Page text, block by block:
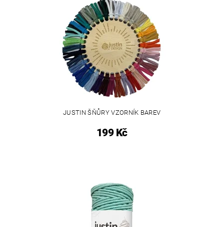
JUSTIN ŠŇŮRY VZORNÍK BAREV
199 Kč